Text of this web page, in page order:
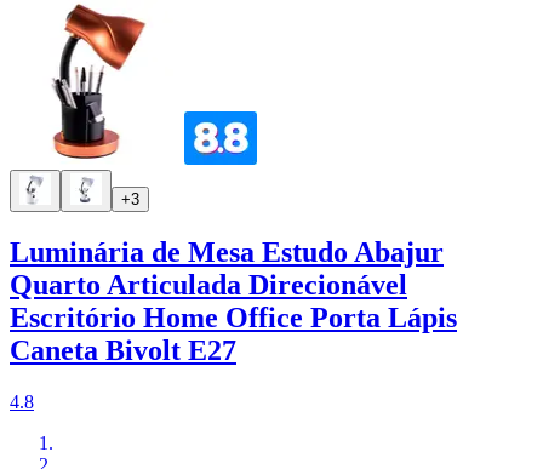
+3
Luminária de Mesa Estudo Abajur
Quarto Articulada Direcionável
Escritório Home Office Porta Lápis
Caneta Bivolt E27
4.8